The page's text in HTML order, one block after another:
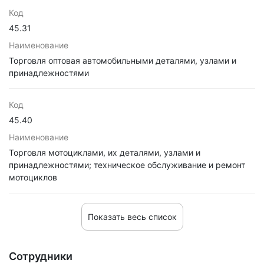
Код
45.31
Наименование
Торговля оптовая автомобильными деталями, узлами и
принадлежностями
Код
45.40
Наименование
Торговля мотоциклами, их деталями, узлами и
принадлежностями; техническое обслуживание и ремонт
мотоциклов
Показать весь список
Сотрудники